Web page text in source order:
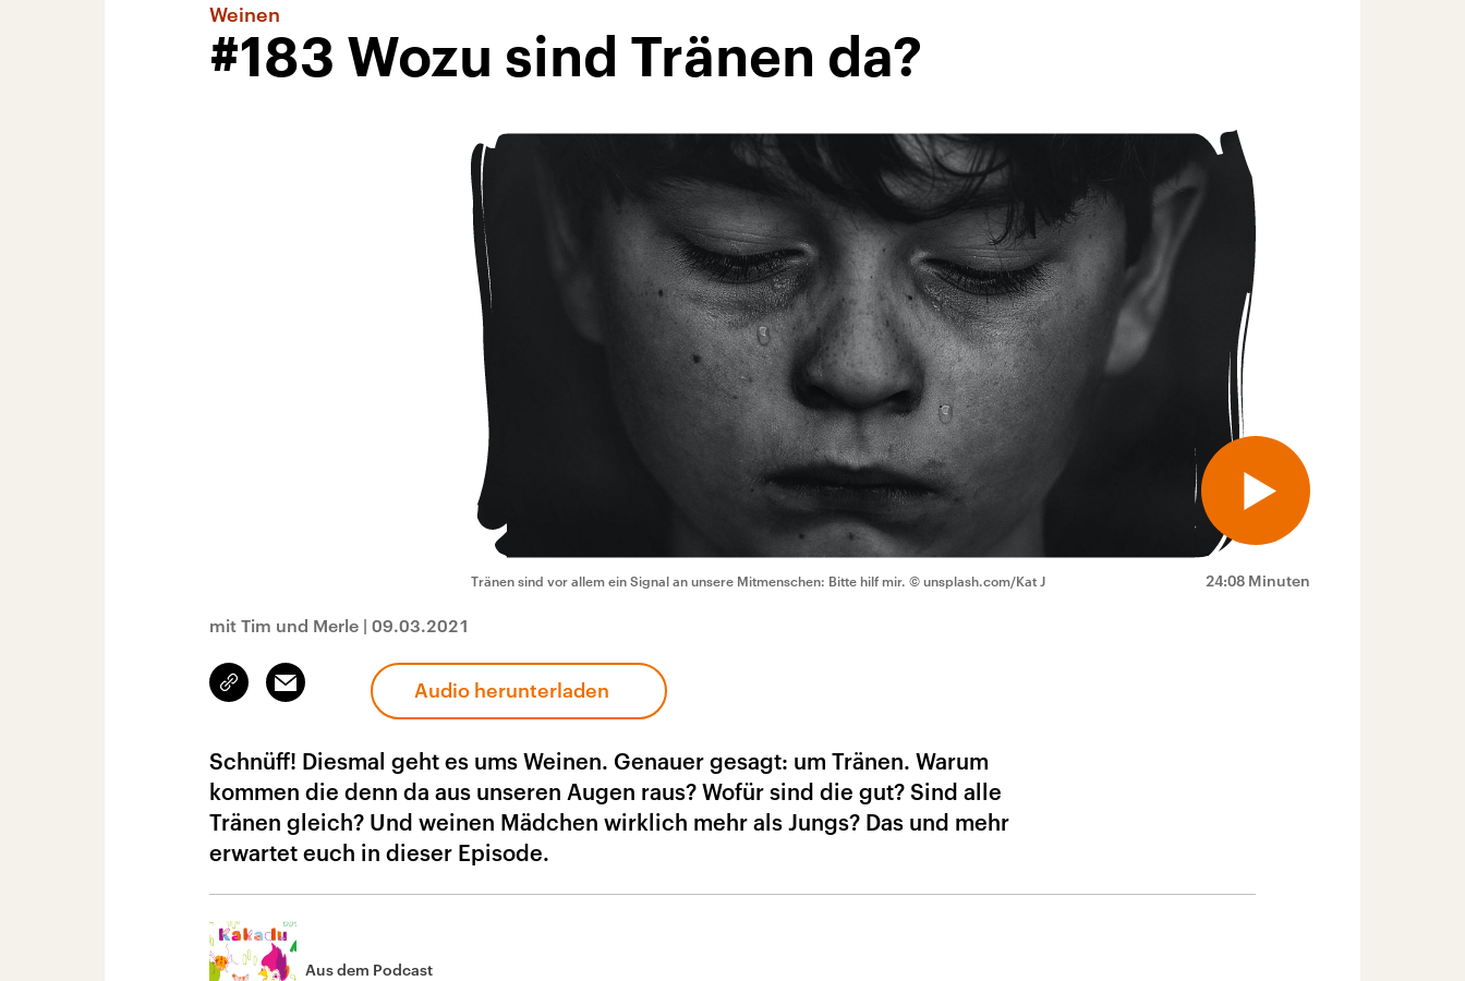
Weinen
#183 Wozu sind Tränen da?
24:08 Minuten
Tränen sind vor allem ein Signal an unsere Mitmenschen: Bitte hilf mir. © unsplash.com/Kat J
mit Tim und Merle | 09.03.2021
Link
kopieren/teilen
Email Audio herunterladen
Schnüff! Diesmal geht es ums Weinen. Genauer gesagt: um Tränen. Warum
kommen die denn da aus unseren Augen raus? Wofür sind die gut? Sind alle
Tränen gleich? Und weinen Mädchen wirklich mehr als Jungs? Das und mehr
erwartet euch in dieser Episode.
Aus dem Podcast